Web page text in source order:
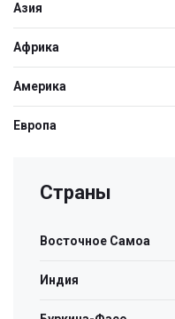
Азия
Африка
Америка
Европа
Страны
Восточное Самоа
Индия